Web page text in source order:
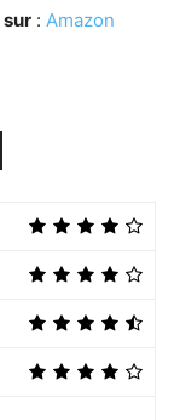
sur : Amazon